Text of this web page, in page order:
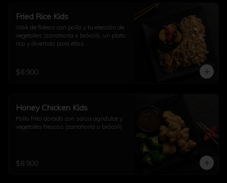
Fried Rice Kids
Wok de fideos con pollo y tu elección de
vegetales (zanahoria o brócoli), un plato
rico y divertido para ellos.
$8.900
Honey Chicken Kids
Pollo frito dorado con salsa agridulce y
vegetales frescos (zanahoria o brócoli).
$8.900